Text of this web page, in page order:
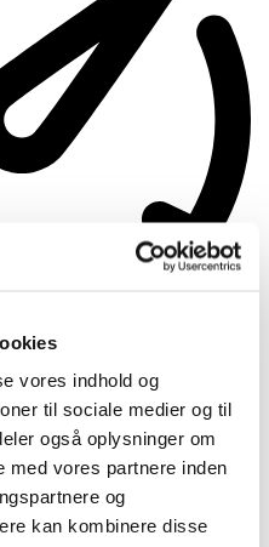
vores indhold og
til sociale medier og til
også oplysninger om
med vores partnere inden
og
kan kombinere disse
Automatisk